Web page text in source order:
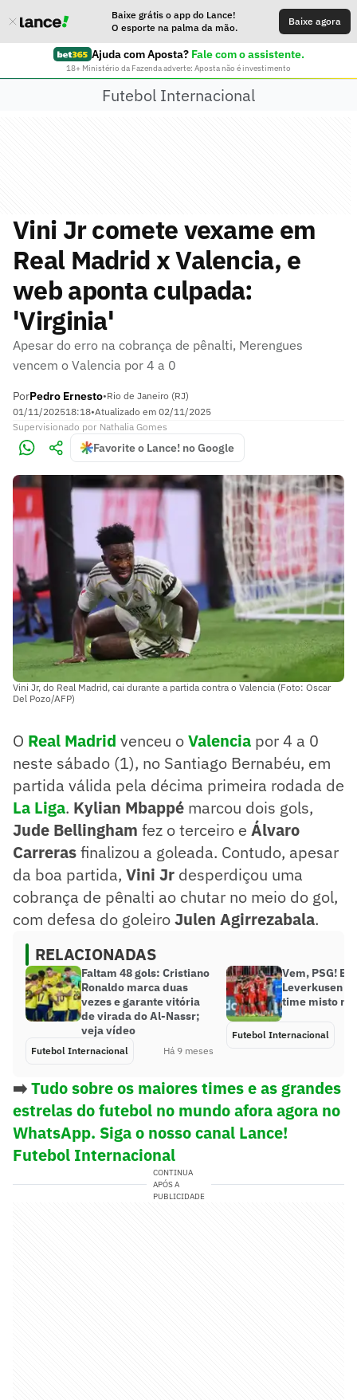
Baixe grátis o app do Lance!
O esporte na palma da mão.
Baixe agora
Ajuda com Aposta? Fale com o assistente.
18+ Ministério da Fazenda adverte: Aposta não é investimento
Futebol Internacional
Vini Jr comete vexame em
Real Madrid x Valencia, e
web aponta culpada:
'Virginia'
Apesar do erro na cobrança de pênalti, Merengues
vencem o Valencia por 4 a 0
PorPedro Ernesto•Rio de Janeiro (RJ)
01/11/202518:18•Atualizado em 02/11/2025
Supervisionado por Nathalia Gomes
Favorite o Lance! no Google
Vini Jr, do Real Madrid, cai durante a partida contra o Valencia (Foto: Oscar
Del Pozo/AFP)
O Real Madrid venceu oValencia por 4 a 0
neste sábado (1), no Santiago Bernabéu, em
partida válida pela décima primeira rodada de
La Liga. Kylian Mbappé marcou dois gols,
Jude Bellingham fez o terceiro e Álvaro
Carrerasfinalizou a goleada. Contudo, apesar
da boa partida, Vini Jr desperdiçou uma
cobrança de pênalti ao chutar no meio do gol,
com defesa do goleiroJulen Agirrezabala.
RELACIONADAS
Faltam 48 gols: Cristiano
Ronaldo marca duas
vezes e garante vitória
de virada do Al-Nassr;
veja vídeo
Futebol Internacional Há 9 meses
Vem, PSG!
Leverkusen
time misto na
Futebol Internacional
➡️Tudo sobre os maiores times e as grandes
estrelas do futebol no mundo afora agora no
WhatsApp. Siga o nosso canal Lance!
Futebol Internacional
CONTINUA
APÓS A
PUBLICIDADE